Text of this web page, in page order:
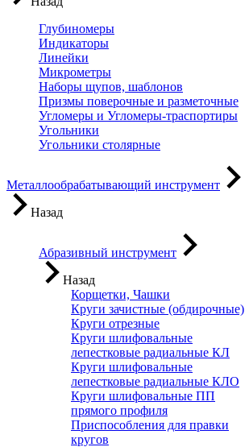
Глубиномеры
Индикаторы
Линейки
Микрометры
Наборы щупов, шаблонов
Призмы поверочные и разметочные
Угломеры и Угломеры-траспортиры
Угольники
Угольники столярные
Металлообрабатывающий инструмент
Назад
Абразивный инструмент
Назад
Корщетки, Чашки
Круги зачистные (обдирочные)
Круги отрезные
Круги шлифовальные
лепестковые радиальные КЛ
Круги шлифовальные
лепестковые радиальные КЛО
Круги шлифовальные ПП
прямого профиля
Приспособления для правки
кругов